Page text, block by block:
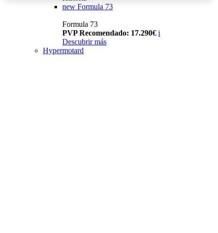
new Formula 73
Formula 73
PVP Recomendado: 17.290€ i
Descubrir más
Hypermotard